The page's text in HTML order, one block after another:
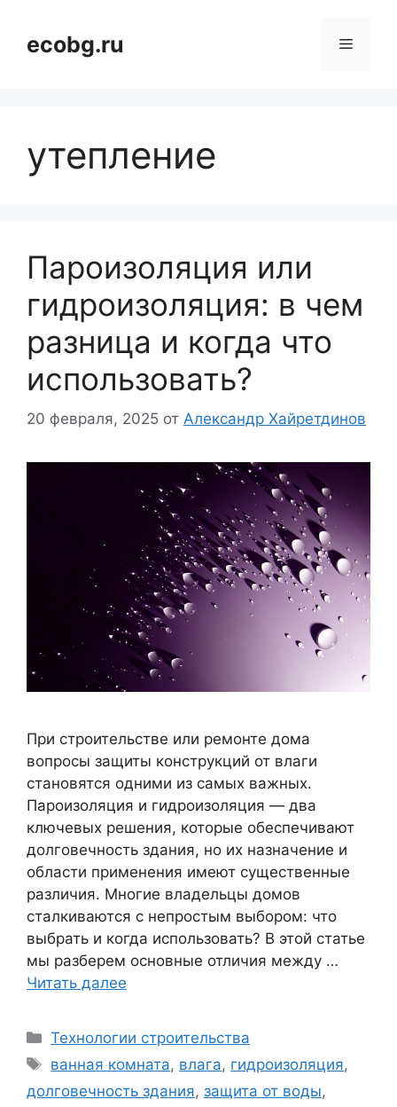
содержимому
ecobg.ru Меню
утепление
Пароизоляция или
гидроизоляция: в чем
разница и когда что
использовать?
20 февраля, 2025 от Александр Хайретдинов
При строительстве или ремонте дома
вопросы защиты конструкций от влаги
становятся одними из самых важных.
Пароизоляция и гидроизоляция — два
ключевых решения, которые обеспечивают
долговечность здания, но их назначение и
области применения имеют существенные
различия. Многие владельцы домов
сталкиваются с непростым выбором: что
выбрать и когда использовать? В этой статье
мы разберем основные отличия между …
Читать далее
Рубрики
Технологии строительства
Метки
ванная комната, влага, гидроизоляция,
долговечность здания, защита от воды,